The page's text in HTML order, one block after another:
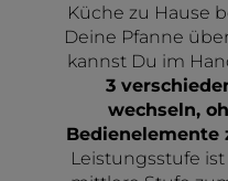
Küche zu Hause
Deine Pfanne
kannst Du im
3
wechseln,
Bedienelemente
Leistungsstufe